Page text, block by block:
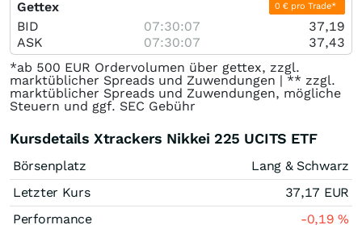
Gettex 0 € pro Trade*
BID 07:30:07
37,19
ASK
07:30:07
37,43
*ab 500 EUR Ordervolumen über gettex, zzgl.
marktüblicher Spreads und Zuwendungen | ** zzgl.
marktüblicher Spreads und Zuwendungen, mögliche
Steuern und ggf. SEC Gebühr
Kursdetails Xtrackers Nikkei 225 UCITS ETF
Börsenplatz
Lang & Schwarz
Letzter Kurs
37,17 EUR
Performance
-0,19%